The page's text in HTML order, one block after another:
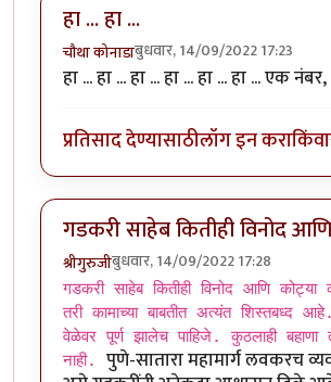
हा ... हा ...
चौथा कोनाडाबुधवार, 14/09/2022 17:23
हा ... हा ... हा ... हा ... हा ... हा ... एक
प्रतिसाद देण्यासाठीलॉग इन कराकिंवा
गडकरी साहेब कितीही विनोद आणि
श्रीगुरुजीबुधवार, 14/09/2022 17:28
गडकरी साहेब कितीही विनोद आणि
तरी कामाच्या बाबतीत अत्यंत शिस्तबध्द
वेळेवर पूर्ण झालेच पाहिजे. कुठलाही बहाणा
नाही. पुणे-सातारा महामार्ग लवकरच